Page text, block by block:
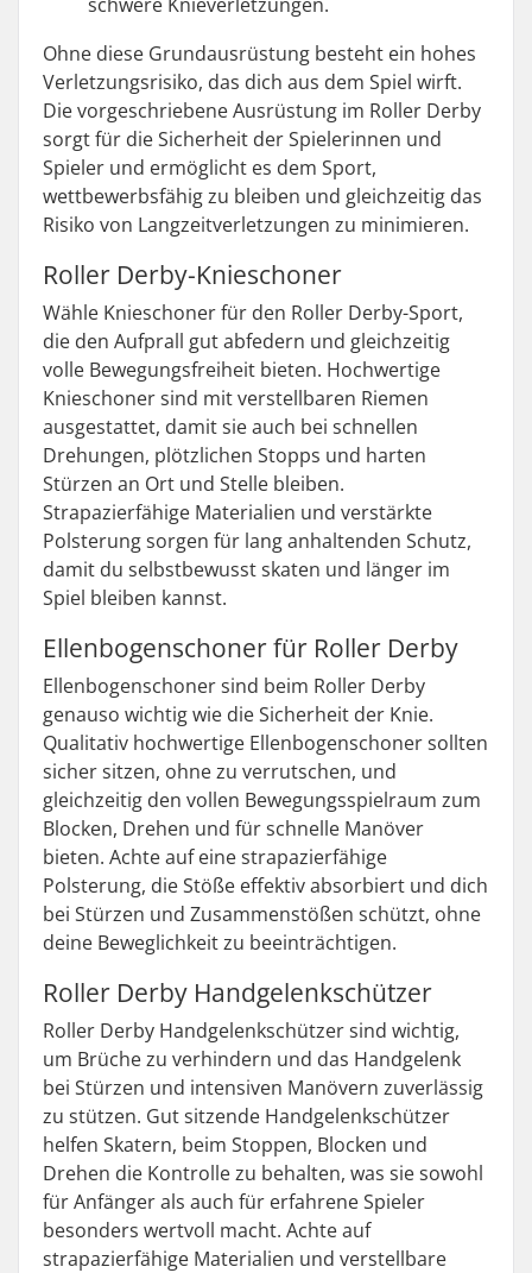
Ohne diese Grundausrüstung besteht ein hohes
Verletzungsrisiko, das dich aus dem Spiel wirft.
Die vorgeschriebene Ausrüstung im Roller Derby
sorgt für die Sicherheit der Spielerinnen und
Spieler und ermöglicht es dem Sport,
wettbewerbsfähig zu bleiben und gleichzeitig das
Risiko von Langzeitverletzungen zu minimieren.
Roller Derby-Knieschoner
Wähle Knieschoner für den Roller Derby-Sport,
die den Aufprall gut abfedern und gleichzeitig
volle Bewegungsfreiheit bieten. Hochwertige
Knieschoner sind mit verstellbaren Riemen
ausgestattet, damit sie auch bei schnellen
Drehungen, plötzlichen Stopps und harten
Stürzen an Ort und Stelle bleiben.
Strapazierfähige Materialien und verstärkte
Polsterung sorgen für lang anhaltenden Schutz,
damit du selbstbewusst skaten und länger im
Spiel bleiben kannst.
Ellenbogenschoner für Roller Derby
Ellenbogenschoner sind beim Roller Derby
genauso wichtig wie die Sicherheit der Knie.
Qualitativ hochwertige Ellenbogenschoner sollten
sicher sitzen, ohne zu verrutschen, und
gleichzeitig den vollen Bewegungsspielraum zum
Blocken, Drehen und für schnelle Manöver
bieten. Achte auf eine strapazierfähige
Polsterung, die Stöße effektiv absorbiert und dich
bei Stürzen und Zusammenstößen schützt, ohne
deine Beweglichkeit zu beeinträchtigen.
Roller Derby Handgelenkschützer
Roller Derby Handgelenkschützer sind wichtig,
um Brüche zu verhindern und das Handgelenk
bei Stürzen und intensiven Manövern zuverlässig
zu stützen. Gut sitzende Handgelenkschützer
helfen Skatern, beim Stoppen, Blocken und
Drehen die Kontrolle zu behalten, was sie sowohl
für Anfänger als auch für erfahrene Spieler
besonders wertvoll macht. Achte auf
strapazierfähige Materialien und verstellbare